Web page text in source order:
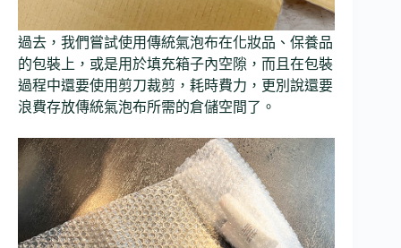
過去，我們嘗試使用傳統氣泡布在化妝品、保養品
的包裝上，或是用於填充箱子內空隙，而且在包裝
過程中還要使用剪刀裁剪，耗時費力，更別說還要
浪費存放傳統氣泡布所需的倉儲空間了。